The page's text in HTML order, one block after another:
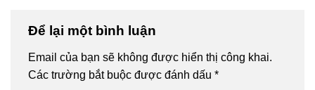
Để lại một bình luận
Email của bạn sẽ không được hiển thị công khai.
Các trường bắt buộc được đánh dấu *